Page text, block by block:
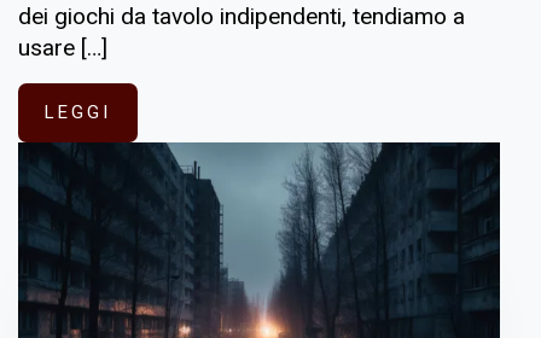
dei giochi da tavolo indipendenti, tendiamo a
usare […]
LEGGI